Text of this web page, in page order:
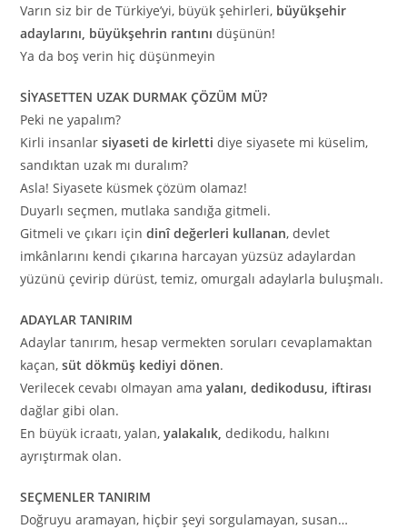
Varın siz bir de Türkiye’yi, büyük şehirleri, büyükşehir
adaylarını, büyükşehrin rantını düşünün!
Ya da boş verin hiç düşünmeyin
SİYASETTEN UZAK DURMAK ÇÖZÜM MÜ?
Peki ne yapalım?
Kirli insanlarsiyaseti de kirlettidiye siyasete mi küselim,
sandıktan uzak mı duralım?
Asla! Siyasete küsmek çözüm olamaz!
Duyarlı seçmen, mutlaka sandığa gitmeli.
Gitmeli ve çıkarı içindinî değerleri kullanan, devlet
imkânlarını kendi çıkarına harcayan yüzsüz adaylardan
yüzünü çevirip dürüst, temiz, omurgalı adaylarla buluşmalı.
ADAYLAR TANIRIM
Adaylar tanırım, hesap vermekten soruları cevaplamaktan
kaçan,süt dökmüş kediyi dönen.
Verilecek cevabı olmayan amayalanı, dedikodusu, iftirası
dağlar gibi olan.
En büyük icraatı, yalan,yalakalık, dedikodu, halkını
ayrıştırmak olan.
SEÇMENLER TANIRIM
Doğruyu aramayan, hiçbir şeyi sorgulamayan, susan…